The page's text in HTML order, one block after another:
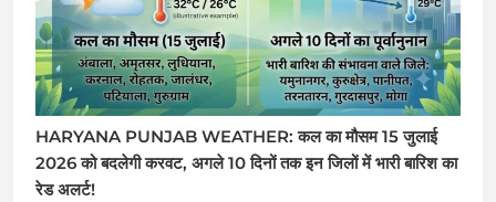
HARYANA PUNJAB WEATHER: कल का मौसम 15 जुलाई
2026 को बदलेगी करवट, अगले 10 दिनों तक इन जिलों में भारी बारिश का
रेड अलर्ट!